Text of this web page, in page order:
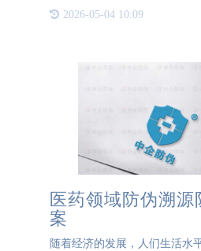
响，包括但不限于材料、规格
等。以下是一些可能影响防
2026-05-04 10:09
医药领域防伪溯
案
随着经济的发展，人们生活水